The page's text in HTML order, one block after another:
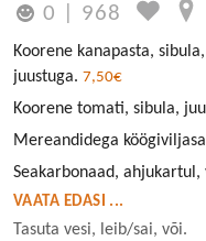
0 968
Koorene kanapasta,
juustuga. 7,50€
Koorene tomati, sibula,
Mereandidega
Seakarbonaad, ahjukartul,
VAATA EDASI ...
Tasuta vesi, leib/sai, või.